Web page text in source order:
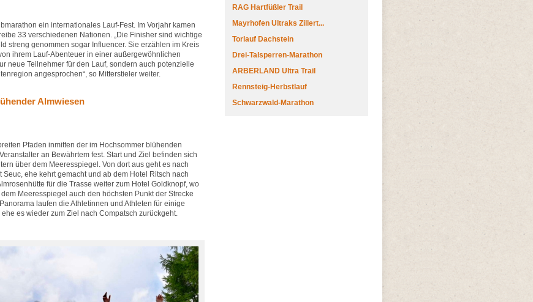
ein internationales Lauf-Fest. Im Vorjahr kamen
33 verschiedenen Nationen. „Die Finisher sind wichtige
streng genommen sogar Influencer. Sie erzählen im Kreis
ihrem Lauf-Abenteuer in einer außergewöhnlichen
neue Teilnehmer für den Lauf, sondern auch potenzielle
angesprochen“, so Mitterstieler weiter.
Almwiesen
Pfaden inmitten der im Hochsommer blühenden
an Bewährtem fest. Start und Ziel befinden sich
über dem Meeresspiegel. Von dort aus geht es nach
ehe kehrt gemacht und ab dem Hotel Ritsch nach
für die Trasse weiter zum Hotel Goldknopf, wo
Meeresspiegel auch den höchsten Punkt der Strecke
laufen die Athletinnen und Athleten für einige
es wieder zum Ziel nach Compatsch zurückgeht.
RAG Hartfüßler Trail
Mayrhofen Ultraks Zillert...
Torlauf Dachstein
Drei-Talsperren-Marathon
ARBERLAND Ultra Trail
Rennsteig-Herbstlauf
Schwarzwald-Marathon